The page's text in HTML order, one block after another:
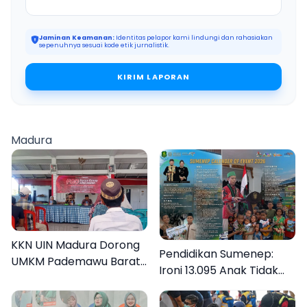
Jaminan Keamanan: Identitas pelapor kami lindungi dan rahasiakan
sepenuhnya sesuai kode etik jurnalistik.
KIRIM LAPORAN
Madura
KKN UIN Madura Dorong
UMKM Pademawu Barat
Pendidikan Sumenep:
Ironi 13.095 Anak Tidak
Sekolah Menyaksikan
Semarak Festival